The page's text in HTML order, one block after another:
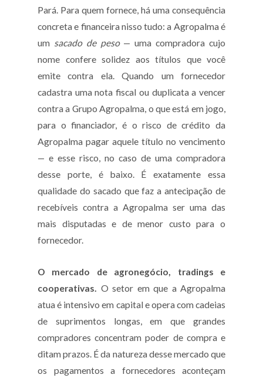
Pará. Para quem fornece, há uma consequência
concreta e financeira nisso tudo: a Agropalma é
um sacado de peso— uma compradora cujo
nome confere solidez aos títulos que você
emite contra ela. Quando um fornecedor
cadastra uma nota fiscal ou duplicata a vencer
contra a Grupo Agropalma, o que está em jogo,
para o financiador, é o risco de crédito da
Agropalma pagar aquele título no vencimento
— e esse risco, no caso de uma compradora
desse porte, é baixo. É exatamente essa
qualidade do sacado que faz a antecipação de
recebíveis contra a Agropalma ser uma das
mais disputadas e de menor custo para o
fornecedor.
O mercado de agronegócio, tradings e
cooperativas. O setor em que a Agropalma
atua é intensivo em capital e opera com cadeias
de suprimentos longas, em que grandes
compradores concentram poder de compra e
ditam prazos. É da natureza desse mercado que
os pagamentos a fornecedores aconteçam